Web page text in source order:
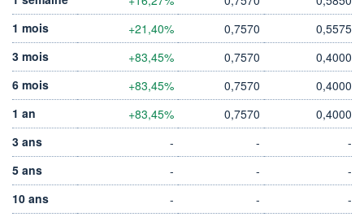
1 mois
+21,40% 0,7570
0,5575
3 mois
+83,45% 0,7570
0,4000
6 mois
+83,45% 0,7570
0,4000
1 an
+83,45% 0,7570
0,4000
3 ans
- -
-
5 ans
- -
-
10 ans
- -
-